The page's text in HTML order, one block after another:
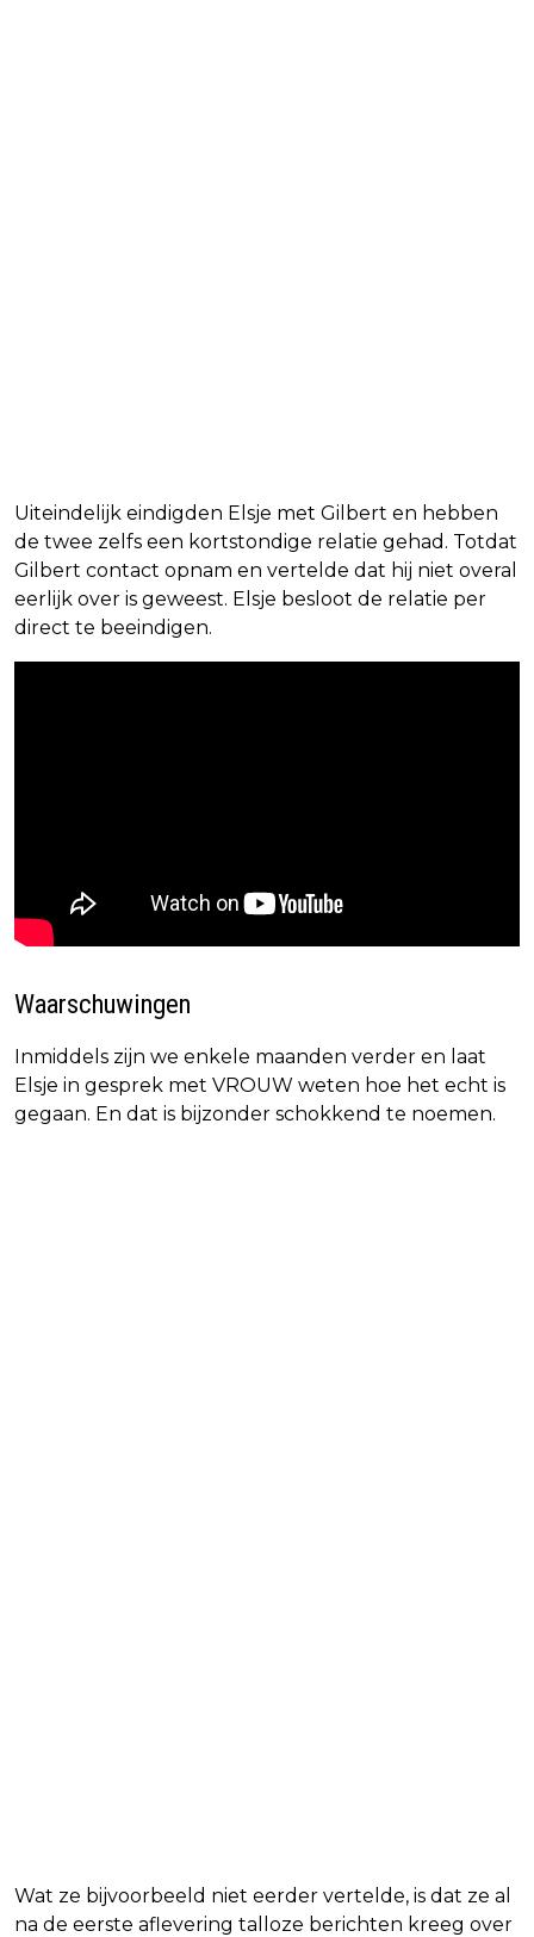
Uiteindelijk eindigden Elsje met Gilbert en hebben
de twee zelfs een kortstondige relatie gehad. Totdat
Gilbert contact opnam en vertelde dat hij niet overal
eerlijk over is geweest. Elsje besloot de relatie per
direct te beeindigen.
Waarschuwingen
Inmiddels zijn we enkele maanden verder en laat
Elsje in gesprek met VROUW weten hoe het echt is
gegaan. En dat is bijzonder schokkend te noemen.
Wat ze bijvoorbeeld niet eerder vertelde, is dat ze al
na de eerste aflevering talloze berichten kreeg over